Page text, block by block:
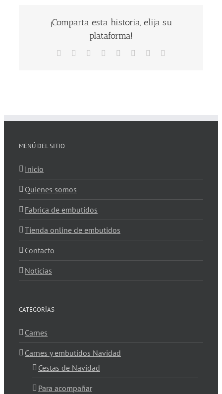
¡Comparta esta historia, elija su
plataforma!
Facebook Reddit LinkedIn
TumblrPinterest
MENÚ DEL SITIO
Inicio
Quienes somos
Fabrica de embutidos
Tienda online de embutidos
Contacto
Noticias
CATEGORÍAS
Carnes
Carnes y embutidos Navidad
Cestas de Navidad
Para acompañar